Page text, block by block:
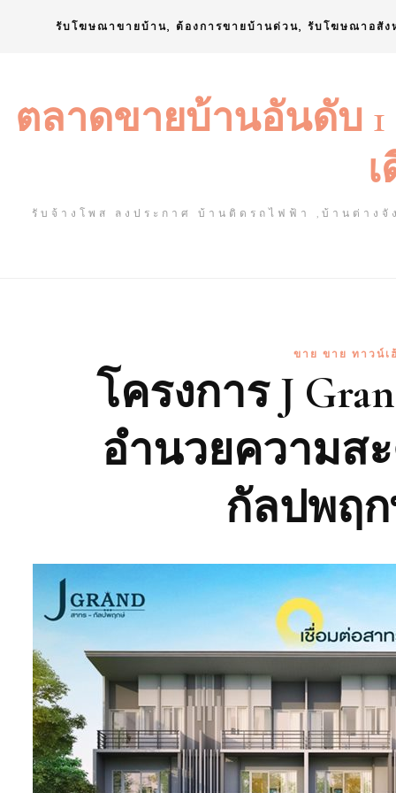
รับโฆษณาขายบ้าน, ต้องการขายบ้านด่วน, รับโฆษณาอสัง
ตลาดขายบ้านอันดับ
รับจ้างโพส ลงประกาศ บ้านติดรถไฟฟ้า ,บ้านต่าง
ขาย ขาย ทาวน์เ
โครงการ J
อำนวยความส
กัลปพฤก